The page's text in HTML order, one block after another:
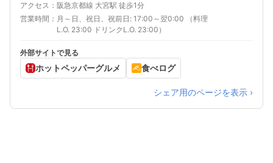
アクセス
阪急京都線 大宮駅 徒歩1分
営業時間
月～日、祝日、祝前日: 17:00～翌0:00 （料理
L.O. 23:00 ドリンクL.O. 23:00）
外部サイトで見る
ホットペッパーグルメ 食べログ
シェア用のページを表示 ›